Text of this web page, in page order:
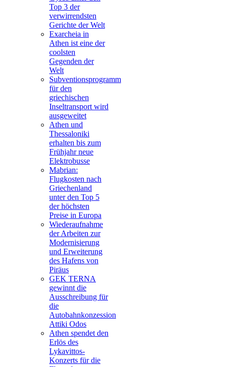
Top 3 der
verwirrendsten
Gerichte der Welt
Exarcheia in
Athen ist eine der
coolsten
Gegenden der
Welt
Subventionsprogramm
für den
griechischen
Inseltransport wird
ausgeweitet
Athen und
Thessaloniki
erhalten bis zum
Frühjahr neue
Elektrobusse
Mabrian:
Flugkosten nach
Griechenland
unter den Top 5
der höchsten
Preise in Europa
Wiederaufnahme
der Arbeiten zur
Modernisierung
und Erweiterung
des Hafens von
Piräus
GEK TERNA
gewinnt die
Ausschreibung für
die
Autobahnkonzession
Attiki Odos
Athen spendet den
Erlös des
Lykavittos-
Konzerts für die